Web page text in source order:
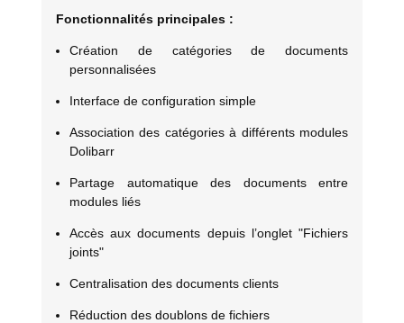
Fonctionnalités principales :
Création de catégories de documents
personnalisées
Interface de configuration simple
Association des catégories à différents modules
Dolibarr
Partage automatique des documents entre
modules liés
Accès aux documents depuis l’onglet "Fichiers
joints"
Centralisation des documents clients
Réduction des doublons de fichiers